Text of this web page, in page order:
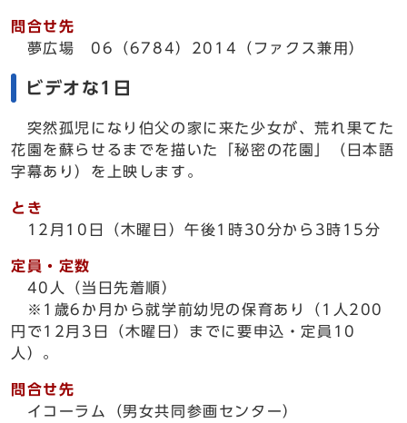
問合せ先
夢広場 06（6784）2014（ファクス兼用）
ビデオな1日
突然孤児になり伯父の家に来た少女が、荒れ果てた
花園を蘇らせるまでを描いた「秘密の花園」（日本語
字幕あり）を上映します。
とき
12月10日（木曜日）午後1時30分から3時15分
定員・定数
40人（当日先着順）
※1歳6か月から就学前幼児の保育あり（1人200
円で12月3日（木曜日）までに要申込・定員10
人）。
問合せ先
イコーラム（男女共同参画センター）